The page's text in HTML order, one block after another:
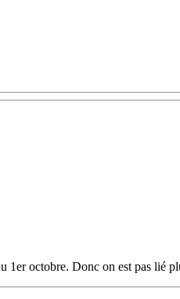
1er octobre. Donc on est pas lié